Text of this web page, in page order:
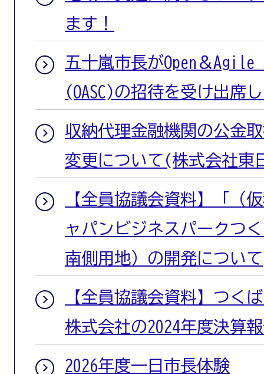
ます！
五十嵐市長がOpen＆
(OASC)の招待を受け出席
収納代理金融機関の公金
変更について(株式会社東
【全員協議会資料】「（
ャパンビジネスパークつ
南側用地）の開発について
【全員協議会資料】つく
株式会社の2024年度決算
2026年度一日市長体験